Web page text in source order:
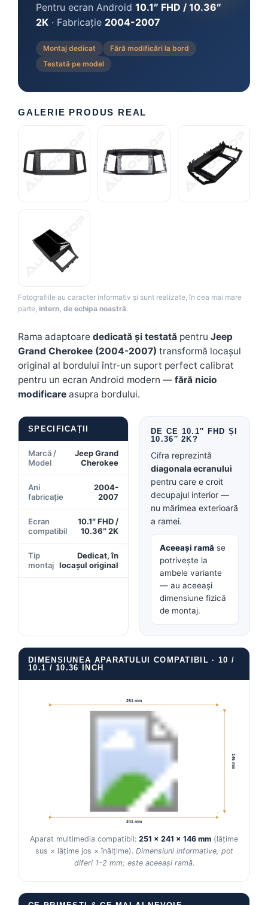
Pentru ecran Android 10.1″ FHD / 10.36″
2K · Fabricație 2004-2007
Montaj dedicat
Fără modificări la bord
Testată pe model
GALERIE PRODUS REAL
Fotografiile au caracter informativ și sunt realizate, în cea mai mare
parte, intern, de echipa noastră.
Rama adaptoare dedicată și testată pentru Jeep
Grand Cherokee (2004-2007) transformă locașul
original al bordului într-un suport perfect calibrat
pentru un ecran Android modern — fără nicio
modificare asupra bordului.
SPECIFICAȚII
Marcă /
Model
Jeep Grand
Cherokee
Ani
fabricație
2004-
2007
Ecran
compatibil
10.1″ FHD /
10.36″ 2K
Tip
montaj
Dedicat, în
locașul original
DE CE 10.1″ FHD ȘI
10.36″ 2K?
Cifra reprezintă
diagonala ecranului
pentru care e croit
decupajul interior —
nu mărimea exterioară
a ramei.
Aceeași ramă se
potrivește la
ambele variante
— au aceeași
dimensiune fizică
de montaj.
DIMENSIUNEA APARATULUI COMPATIBIL · 10 /
10.1 / 10.36 INCH
251 mm
241 mm
146 mm
Aparat multimedia compatibil: 251 × 241 × 146 mm (lățime
sus × lățime jos × înălțime). Dimensiuni informative, pot
diferi 1–2 mm; este aceeași ramă.